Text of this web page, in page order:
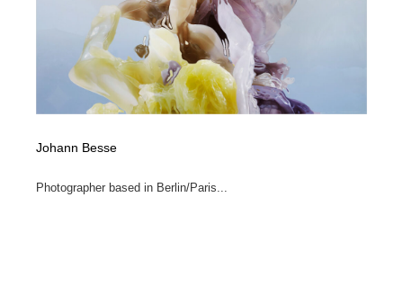
Johann Besse
Photographer based in Berlin/Paris...